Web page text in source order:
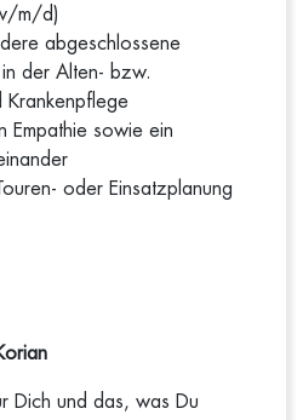
m/d)
abgeschlossene
der Alten- bzw.
Krankenpflege
Empathie sowie ein
oder Einsatzplanung
Dich und das, was Du